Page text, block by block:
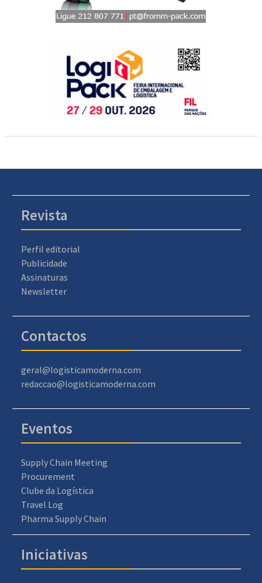
Revista
Perfil editorial
Publicidade
Assinaturas
Newsletter
Contactos
geral@logisticamoderna.com
redaccao@logisticamoderna.com
Eventos
Supply Chain Meeting
Procurement
Clube da Logística
Travel Log
Pharma Supply Chain
Iniciativas